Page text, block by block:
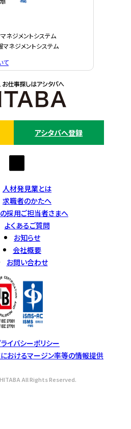
ネジメントシステム
ネジメントシステム
て
アシタバへ登録
人材発見業とは
求職者のかたへ
採用ご担当者さまへ
よくあるご質問
お知らせ
会社概要
お問い合わせ
イバシーポリシー
おけるマージン率等の情報提供
All Rights Reserved.